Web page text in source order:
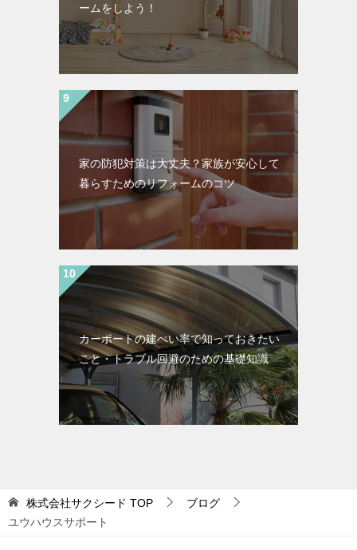
ームをしよう！
家の防犯対策は大丈夫？家族が安心して
暮らすためのリフォームのコツ
カーポートの建ぺい率で知っておきたい
こと・トラブル回避のための基礎知識
株式会社サクシード TOP
ブログ
ユウハウスサポート